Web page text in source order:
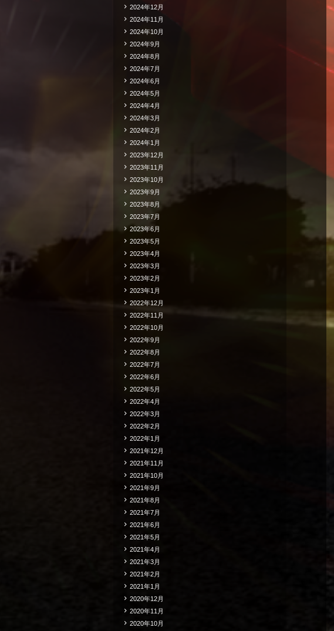
2024年12月
2024年11月
2024年10月
2024年9月
2024年8月
2024年7月
2024年6月
2024年5月
2024年4月
2024年3月
2024年2月
2024年1月
2023年12月
2023年11月
2023年10月
2023年9月
2023年8月
2023年7月
2023年6月
2023年5月
2023年4月
2023年3月
2023年2月
2023年1月
2022年12月
2022年11月
2022年10月
2022年9月
2022年8月
2022年7月
2022年6月
2022年5月
2022年4月
2022年3月
2022年2月
2022年1月
2021年12月
2021年11月
2021年10月
2021年9月
2021年8月
2021年7月
2021年6月
2021年5月
2021年4月
2021年3月
2021年2月
2021年1月
2020年12月
2020年11月
2020年10月